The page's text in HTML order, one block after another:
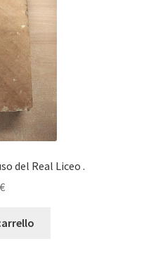
del Real Liceo .
€